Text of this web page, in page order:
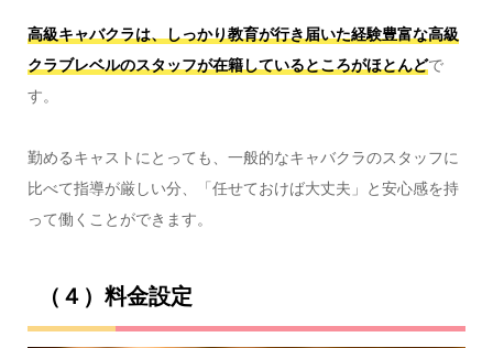
高級キャバクラは、しっかり教育が行き届いた経験豊富な高級
クラブレベルのスタッフが在籍しているところがほとんどで
す。
勤めるキャストにとっても、一般的なキャバクラのスタッフに
比べて指導が厳しい分、「任せておけば大丈夫」と安心感を持
って働くことができます。
（４）料金設定